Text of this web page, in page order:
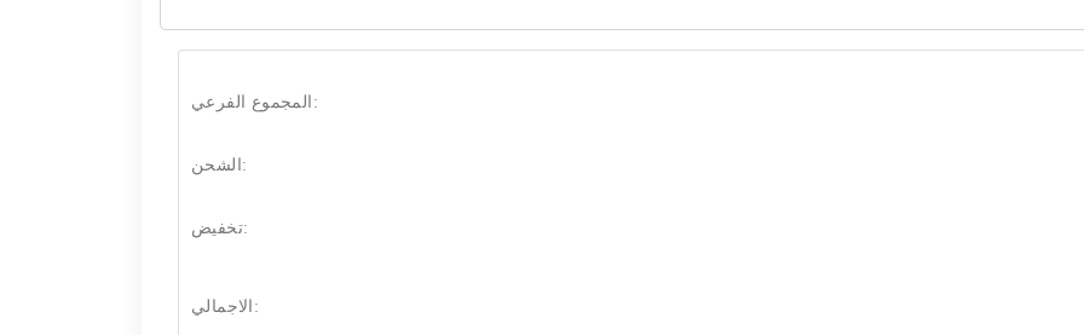
المجموع الفرعي:
الشحن:
تخفيض:
الاجمالي: